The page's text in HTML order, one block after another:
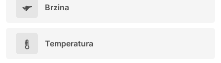
Brzina
Temperatura